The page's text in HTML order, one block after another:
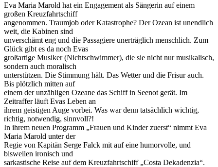
Eva Maria Marold hat ein Engagement als Sängerin auf einem
großen Kreuzfahrtschiff
angenommen. Traumjob oder Katastrophe? Der Ozean ist unendlich
weit, die Kabinen sind
unverschämt eng und die Passagiere unerträglich menschlich. Zum
Glück gibt es da noch Evas
großartige Musiker (Nichtschwimmer), die sie nicht nur musikalisch,
sondern auch moralisch
unterstützen. Die Stimmung hält. Das Wetter und die Frisur auch.
Bis plötzlich mitten auf
einem der unzähligen Ozeane das Schiff in Seenot gerät. Im
Zeitraffer läuft Evas Leben an
ihrem geistigen Auge vorbei. Was war denn tatsächlich wichtig,
richtig, notwendig, sinnvoll?!
In ihrem neuen Programm „Frauen und Kinder zuerst“ nimmt Eva
Maria Marold unter der
Regie von Kapitän Serge Falck mit auf eine humorvolle, und
bisweilen ironisch und
sarkastische Reise auf dem Kreuzfahrtschiff „Costa Dekadenzia“.